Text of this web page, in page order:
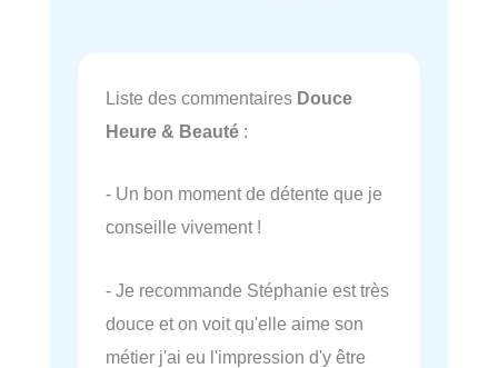
Liste des commentaires Douce
Heure & Beauté :
- Un bon moment de détente que je
conseille vivement !
- Je recommande Stéphanie est très
douce et on voit qu'elle aime son
métier j'ai eu l'impression d'y être